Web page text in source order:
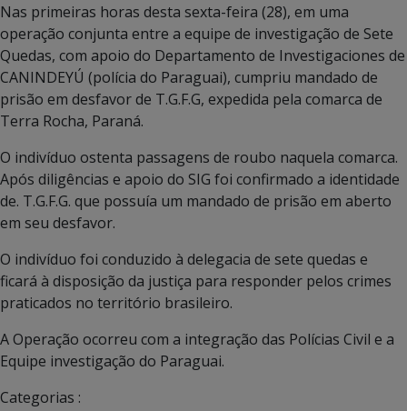
Nas primeiras horas desta sexta-feira (28), em uma
operação conjunta entre a equipe de investigação de Sete
Quedas, com apoio do Departamento de Investigaciones de
CANINDEYÚ (polícia do Paraguai), cumpriu mandado de
prisão em desfavor de T.G.F.G, expedida pela comarca de
Terra Rocha, Paraná.
O indivíduo ostenta passagens de roubo naquela comarca.
Após diligências e apoio do SIG foi confirmado a identidade
de. T.G.F.G. que possuía um mandado de prisão em aberto
em seu desfavor.
O indivíduo foi conduzido à delegacia de sete quedas e
ficará à disposição da justiça para responder pelos crimes
praticados no território brasileiro.
A Operação ocorreu com a integração das Polícias Civil e a
Equipe investigação do Paraguai.
Categorias :